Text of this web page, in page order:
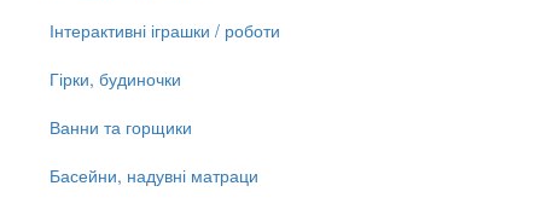
Інтерактивні іграшки / роботи
Гірки, будиночки
Ванни та горщики
Басейни, надувні матраци